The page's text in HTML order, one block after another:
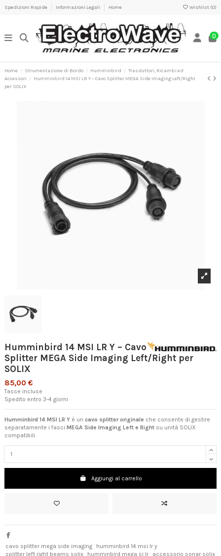
Spedizioni Rapide Informazioni Legali Home Wishlist (0)
0
Home Strumentazione di Bordo Humminbird
Trasduttori, Ricambi ed
Accessori
Humminbird 14 MSI LR Y – Cavo Splitter MEGA Side Imaging Left/Right
per SOLIX
Humminbird 14 MSI LR Y – Cavo
Splitter MEGA Side Imaging Left/Right per
SOLIX
85,00 €
Tasse incluse
Spedito entro 3-4 giorni
Humminbird 14 MSI LR Y è un cavo splitter originale che consente di gestire
separatamente i fasci MEGA Side Imaging Left e Right su unità SOLIX
compatibili.
Aggiungi al carrello
cavo splitter mega side imaging
humminbird 14 msi lr y
splitter left right beams solix
humminbird mega si lr
accessorio sonar solix